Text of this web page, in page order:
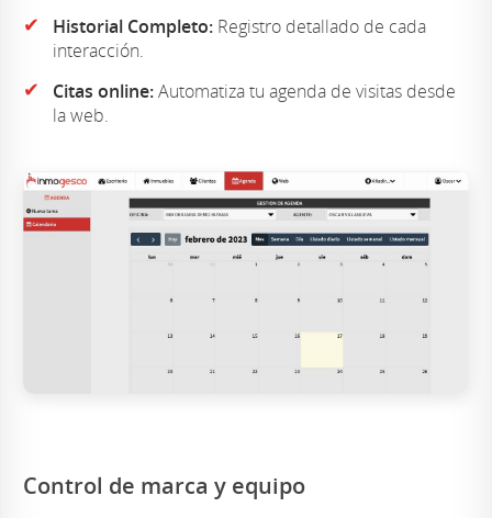
✔ Historial Completo: Registro detallado de cada
interacción.
✔ Citas online:Automatiza tu agenda de visitas desde
la web.
Control de marca y equipo